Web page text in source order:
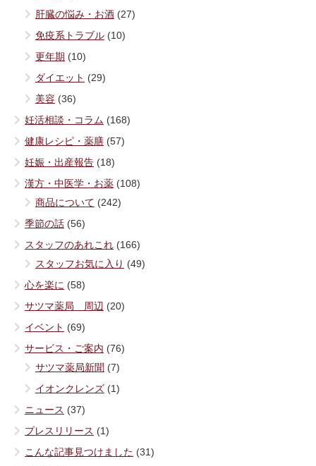
肝臓の悩み・お酒 (27)
免疫系トラブル (10)
更年期 (10)
ダイエット (29)
美容 (36)
妊活相談・コラム (168)
健康レシピ・薬膳 (57)
妊娠・出産報告 (18)
漢方・中医学・お薬 (108)
商品について (242)
季節の話 (56)
スタッフのあれこれ (166)
スタッフお気に入り (49)
心を楽に (58)
サツマ薬局 周辺 (20)
イベント (69)
サービス・ご案内 (76)
サツマ薬局新聞 (7)
イオンクレンズ (1)
ニュース (37)
プレスリリース (1)
こんな記事見つけました (31)